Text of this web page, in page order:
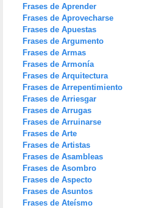
Frases de Aprender
Frases de Aprovecharse
Frases de Apuestas
Frases de Argumento
Frases de Armas
Frases de Armonía
Frases de Arquitectura
Frases de Arrepentimiento
Frases de Arriesgar
Frases de Arrugas
Frases de Arruinarse
Frases de Arte
Frases de Artistas
Frases de Asambleas
Frases de Asombro
Frases de Aspecto
Frases de Asuntos
Frases de Ateísmo